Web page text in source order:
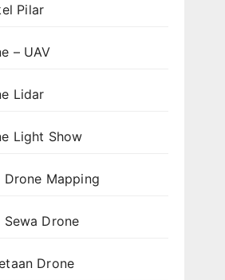
Pilar
– UAV
Lidar
Light Show
Drone Mapping
Sewa Drone
Drone